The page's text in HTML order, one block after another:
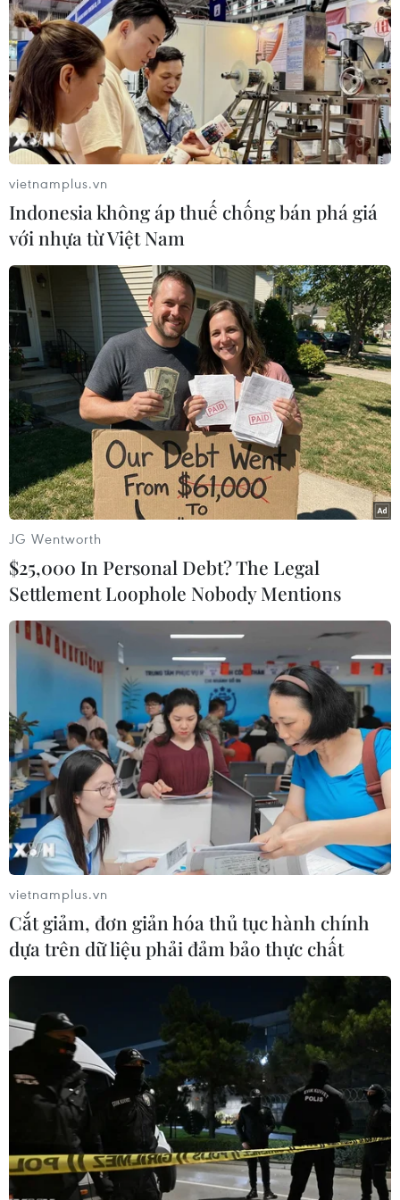
Thành phố Hồ Chí Minh: Cháy lớn ở quán
karaoke đang sửa chữa, cải tạo
07/04/2020 08:44
Một vụ cháy lớn xảy ra tại quán karaoke Pharaon, nằm
trên đường Nguyễn Hữu Nam, Quận 9, Thành phố Hồ
Chí Minh, do sơ suất quá trình sửa chữa, cải tạo quán
khi đang đóng cửa.
Vẫn chưa dập tắt được đám cháy tại kho
hàng chứa 15.000 tấn hạt điều
10/04/2020 04:10
Toàn bộ nhà xưởng chứa hạt điều của Công ty cổ phần
Thành Chí đã bị sập, hàng chục tấn hạt điều bị cháy
đen, khói lửa bao phủ cả một vùng rộng lớn; thiệt hại sơ
bộ ước tính lên đến 400 tỷ đồng.
Đắk Lắk: Dập tắt vụ hỏa hoạn tại khu công
nghiệp Hòa Phú
10/04/2020 05:21
vietnamplus.vn
Indonesia không áp thuế chống bán phá giá
với nhựa từ Việt Nam
JG Wentworth
$25,000 In Personal Debt? The Legal
Settlement Loophole Nobody Mentions
vietnamplus.vn
Cắt giảm, đơn giản hóa thủ tục hành chính
dựa trên dữ liệu phải đảm bảo thực chất